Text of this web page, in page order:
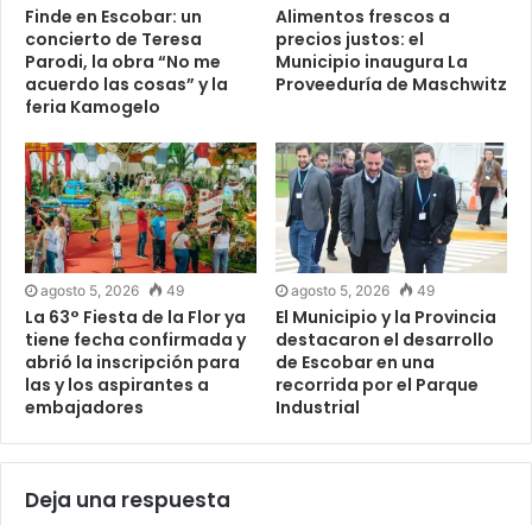
Finde en Escobar: un
concierto de Teresa
Parodi, la obra “No me
acuerdo las cosas” y la
feria Kamogelo
Alimentos frescos a
precios justos: el
Municipio inaugura La
Proveeduría de Maschwitz
agosto 5, 2026 49
La 63° Fiesta de la Flor ya
tiene fecha confirmada y
abrió la inscripción para
las y los aspirantes a
embajadores
agosto 5, 2026 49
El Municipio y la Provincia
destacaron el desarrollo
de Escobar en una
recorrida por el Parque
Industrial
Deja una respuesta